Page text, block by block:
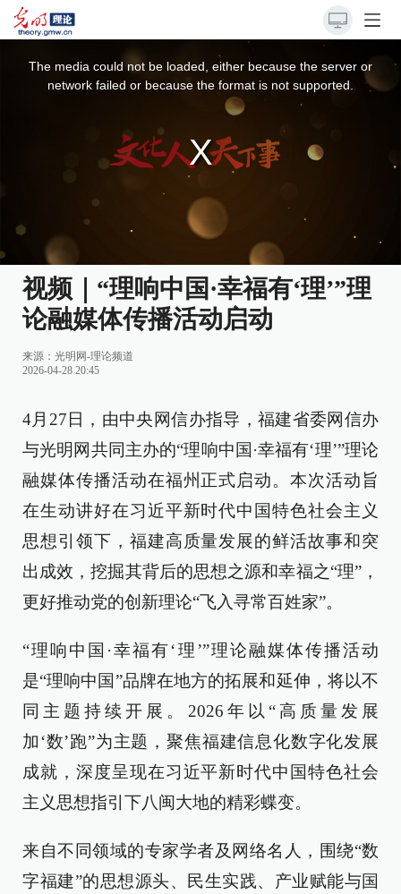
The media could not be loaded, either because the server or
network failed or because the format is not supported.
视频｜“理响中国·幸福有‘理’”理
论融媒体传播活动启动
来源： 光明网-理论频道
2026-04-28 20:45
4月27日，由中央网信办指导，福建省委网信办
与光明网共同主办的“理响中国·幸福有‘理’”理论
融媒体传播活动在福州正式启动。本次活动旨
在生动讲好在习近平新时代中国特色社会主义
思想引领下，福建高质量发展的鲜活故事和突
出成效，挖掘其背后的思想之源和幸福之“理”，
更好推动党的创新理论“飞入寻常百姓家”。
“理响中国·幸福有‘理’”理论融媒体传播活动
是“理响中国”品牌在地方的拓展和延伸，将以不
同主题持续开展。2026年以“高质量发展
加‘数’跑”为主题，聚焦福建信息化数字化发展
成就，深度呈现在习近平新时代中国特色社会
主义思想指引下八闽大地的精彩蝶变。
来自不同领域的专家学者及网络名人，围绕“数
字福建”的思想源头、民生实践、产业赋能与国